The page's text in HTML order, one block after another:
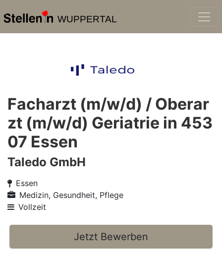
WUPPERTAL
Facharzt (m/w/d) / Oberar
zt (m/w/d) Geriatrie in 453
07 Essen
Taledo GmbH
Essen
Medizin, Gesundheit, Pflege
Vollzeit
Jetzt Bewerben